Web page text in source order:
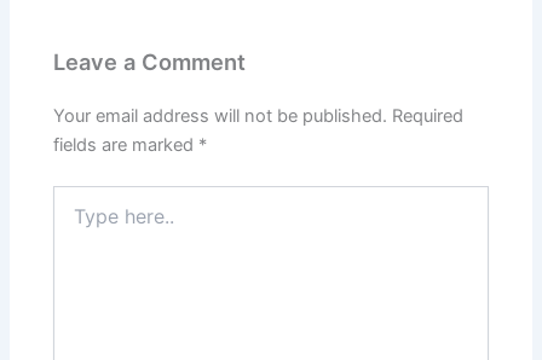
Leave a Comment
Your email address will not be published. Required
fields are marked *
here..